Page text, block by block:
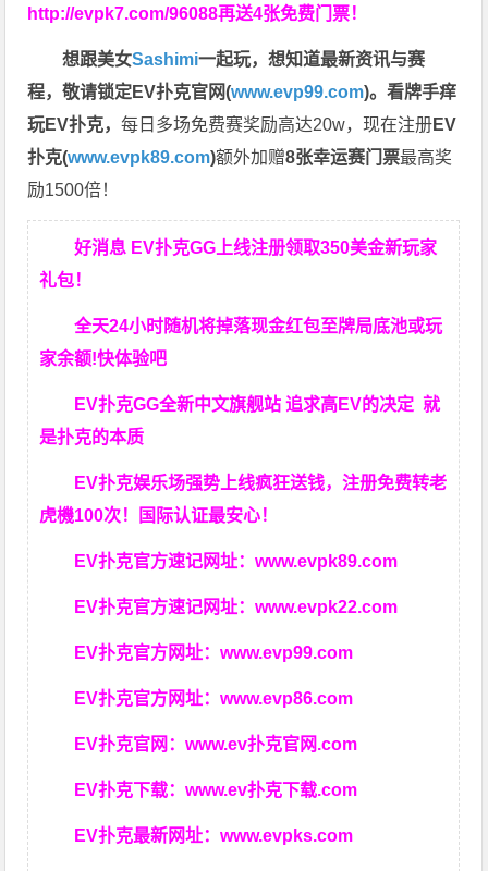
http://evpk7.com/96088再送4张免费门票！
想跟美女Sashimi一起玩，想知道最新资讯与赛
程，敬请锁定EV扑克官网(www.evp99.com)。看牌手痒
玩EV扑克，每日多场免费赛奖励高达20w，现在注册EV
扑克(www.evpk89.com)额外加赠8张幸运赛门票最高奖
励1500倍！
好消息 EV扑克GG上线注册领取350美金新玩家
礼包！
全天24小时随机将掉落现金红包至牌局底池或玩
家余额!快体验吧
EV扑克GG全新中文旗舰站 追求高EV的决定就
是扑克的本质
EV扑克娱乐场强势上线疯狂送钱，注册免费转老
虎機100次！国际认证最安心！
EV扑克官方速记网址：www.evpk89.com
EV扑克官方速记网址：www.evpk22.com
EV扑克官方网址：www.evp99.com
EV扑克官方网址：www.evp86.com
EV扑克官网：www.ev扑克官网.com
EV扑克下载：www.ev扑克下载.com
EV扑克最新网址：www.evpks.com